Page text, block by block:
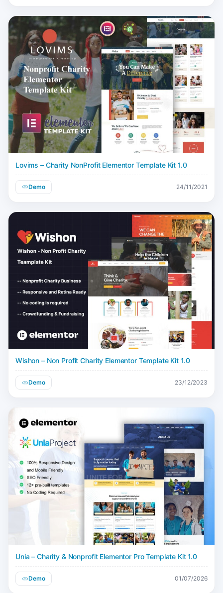
Lovims – Charity NonProfit Elementor Template Kit 1.0
Demo 24/11/2021
Wishon – Non Profit Charity Elementor Template Kit 1.0
Demo 23/12/2023
Unia – Charity & Nonprofit Elementor Pro Template Kit 1.0
Demo 01/07/2026